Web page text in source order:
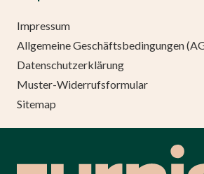
Impressum
Allgemeine Geschäftsbedingungen
Datenschutzerklärung
Muster-Widerrufsformular
Sitemap